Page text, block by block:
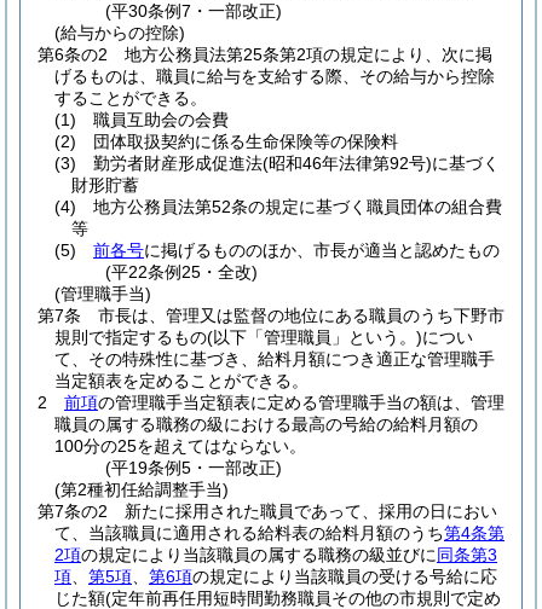
(平30条例7・一部改正)
(給与からの控除)
第6条の2
地方公務員法第25条第2項の規定により、次に掲
げるものは、職員に給与を支給する際、その給与から控除
することができる。
(1)
職員互助会の会費
(2)
団体取扱契約に係る生命保険等の保険料
(3)
勤労者財産形成促進法(昭和46年法律第92号)に基づく
財形貯蓄
(4)
地方公務員法第52条の規定に基づく職員団体の組合費
等
(5)
前各号に掲げるもののほか、市長が適当と認めたもの
(平22条例25・全改)
(管理職手当)
第7条
市長は、管理又は監督の地位にある職員のうち下野市
規則で指定するもの(以下「管理職員」という。)につい
て、その特殊性に基づき、給料月額につき適正な管理職手
当定額表を定めることができる。
2
前項の管理職手当定額表に定める管理職手当の額は、管理
職員の属する職務の級における最高の号給の給料月額の
100分の25を超えてはならない。
(平19条例5・一部改正)
(第2種初任給調整手当)
第7条の2
新たに採用された職員であって、採用の日におい
て、当該職員に適用される給料表の給料月額のうち第4条第
2項の規定により当該職員の属する職務の級並びに同条第3
項
第5項 第6項の規定により当該職員の受ける号給に応
じた額(定年前再任用短時間勤務職員その他の市規則で定め